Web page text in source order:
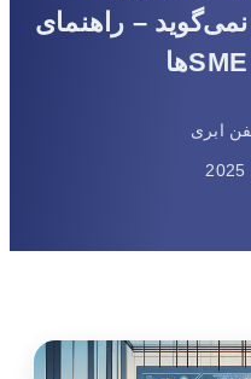
– راهنمای
ابری